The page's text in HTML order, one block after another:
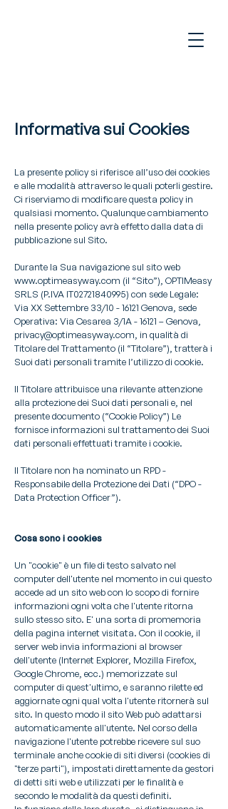
Informativa sui Cookies
La presente policy si riferisce all’uso dei cookies
e alle modalità attraverso le quali poterli gestire.
Ci riserviamo di modificare questa policy in
qualsiasi momento. Qualunque cambiamento
nella presente policy avrà effetto dalla data di
pubblicazione sul Sito.
Durante la Sua navigazione sul sito web
www.optimeasyway.com (il “Sito”), OPTIMeasy
SRLS (P.IVA IT02721840995) con sede Legale:
Via XX Settembre 33/10 - 16121 Genova, sede
Operativa: Via Cesarea 3/1A - 16121 – Genova,
privacy@optimeasyway.com , in qualità di
Titolare del Trattamento (il “Titolare”), tratterà i
Suoi dati personali tramite l’utilizzo di cookie.
Il Titolare attribuisce una rilevante attenzione
alla protezione dei Suoi dati personali e, nel
presente documento (“Cookie Policy”) Le
fornisce informazioni sul trattamento dei Suoi
dati personali effettuati tramite i cookie.
Il Titolare non ha nominato un RPD -
Responsabile della Protezione dei Dati (“DPO -
Data Protection Officer”).
Cosa sono i cookies
Un "cookie" è un file di testo salvato nel
computer dell'utente nel momento in cui questo
accede ad un sito web con lo scopo di fornire
informazioni ogni volta che l'utente ritorna
sullo stesso sito. E' una sorta di promemoria
della pagina internet visitata. Con il cookie, il
server web invia informazioni al browser
dell'utente (Internet Explorer, Mozilla Firefox,
Google Chrome, ecc.) memorizzate sul
computer di quest'ultimo, e saranno rilette ed
aggiornate ogni qual volta l'utente ritornerà sul
sito. In questo modo il sito Web può adattarsi
automaticamente all'utente. Nel corso della
navigazione l'utente potrebbe ricevere sul suo
terminale anche cookie di siti diversi (cookies di
"terze parti"), impostati direttamente da gestori
di detti siti web e utilizzati per le finalità e
secondo le modalità da questi definiti.